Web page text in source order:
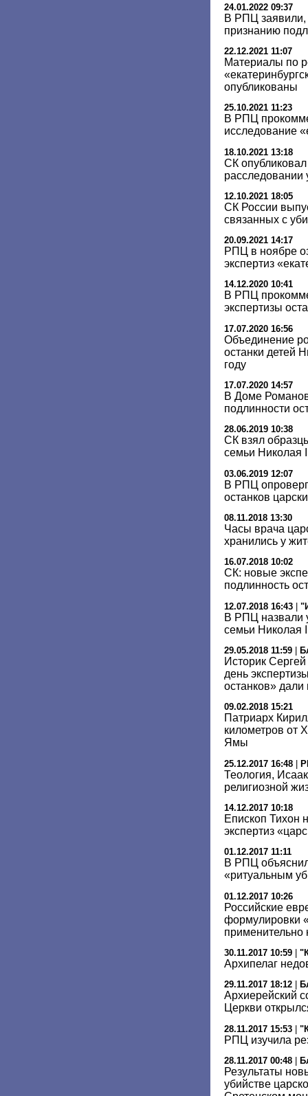
24.01.2022 09:37
В РПЦ заявили,
признанию
22.12.2021 11:07
Материалы по
опубликованы
25.10.2021 11:23
В РПЦ
исследование
18.10.2021 13:18
СК опубликовал
расследовании
12.10.2021 18:05
СК России
связанных с
20.09.2021 14:17
РПЦ в ноябре
экспертиз
14.12.2020 10:41
В РПЦ
экспертизы
17.07.2020 16:56
Объединение
останки детей
году
17.07.2020 14:57
В Доме
подлинности
28.06.2019 10:38
СК взял
семьи Николая
03.06.2019 12:07
В РПЦ
останков
08.11.2018 13:30
Часы врача
хранились у
16.07.2018 10:02
СК: новые
подлинность
12.07.2018 16:43
В РПЦ назвали
семьи Николая
29.05.2018 11:59
Историк
день
останков»
09.02.2018 15:21
Патриарх
километров от
Ямы
25.12.2017 16:48
Теология,
религиозной
14.12.2017 10:18
Епископ Тихон
экспертиз
01.12.2017 11:11
В РПЦ
«ритуальным
01.12.2017 10:26
Российские
формулировки
применительно
30.11.2017 10:59
Архипелаг
29.11.2017 18:12
Архиерейский
Церкви
28.11.2017 15:53 |
РПЦ изучила
28.11.2017 00:48
Результаты
убийстве